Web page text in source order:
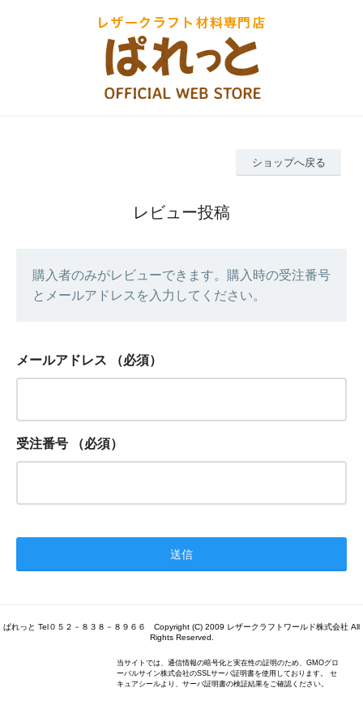
ショップへ戻る
レビュー投稿
購入者のみがレビューできます。購入時の受注番号
とメールアドレスを入力してください。
メールアドレス （必須）
受注番号 （必須）
ぱれっと Tel０５２－８３８－８９６６ Copyright (C) 2009 レザークラフトワールド株式会社 All
Rights Reserved.
当サイトでは、通信情報の暗号化と実在性の証明のため、GMOグロ
ーバルサイン株式会社のSSLサーバ証明書を使用しております。 セ
キュアシールより、サーバ証明書の検証結果をご確認ください。